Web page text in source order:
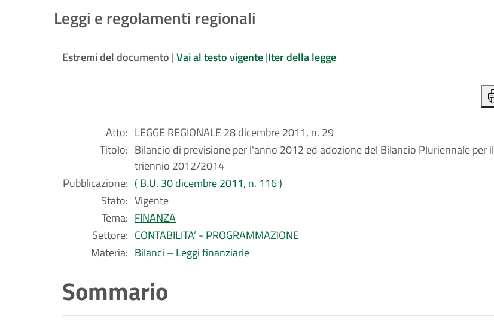
Leggi e regolamenti regionali
Estremi del documento |Vai al testo vigente|Iter della legge
Atto: LEGGE REGIONALE 28 dicembre 2011, n. 29
Titolo: Bilancio di previsione per l'anno 2012 ed adozione del Bilancio Pluriennale per il
triennio 2012/2014
Pubblicazione: ( B.U. 30 dicembre 2011, n. 116 )
Stato: Vigente
Tema: FINANZA
Settore: CONTABILITA’ - PROGRAMMAZIONE
Materia: Bilanci – Leggi finanziarie
Sommario